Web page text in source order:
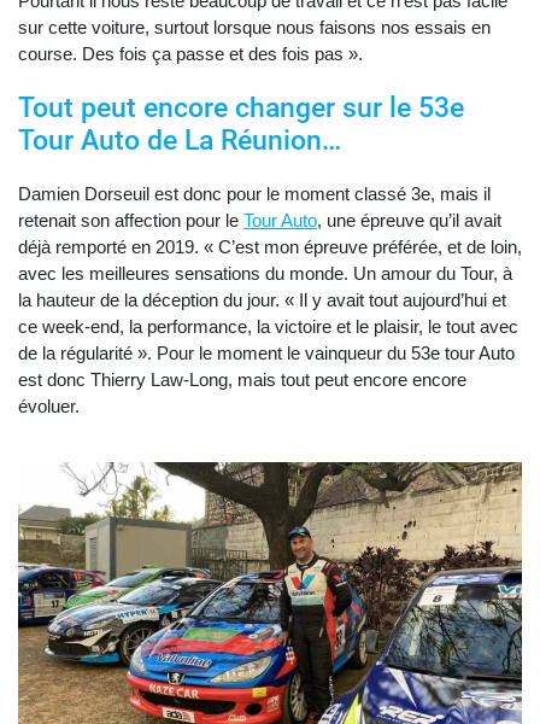
sur cette voiture, surtout lorsque nous faisons nos essais en
course. Des fois ça passe et des fois pas ».
Tout peut encore changer sur le 53e
Tour Auto de La Réunion…
Damien Dorseuil est donc pour le moment classé 3e, mais il
retenait son affection pour le Tour Auto, une épreuve qu’il avait
déjà remporté en 2019. « C’est mon épreuve préférée, et de loin,
avec les meilleures sensations du monde. Un amour du Tour, à
la hauteur de la déception du jour. « Il y avait tout aujourd’hui et
ce week-end, la performance, la victoire et le plaisir, le tout avec
de la régularité ». Pour le moment le vainqueur du 53e tour Auto
est donc Thierry Law-Long, mais tout peut encore encore
évoluer.